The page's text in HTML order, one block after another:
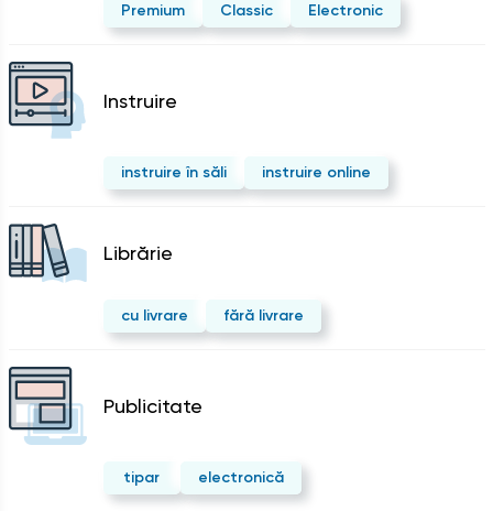
Premium Classic Electronic
Instruire
instruire în săli instruire online
Librărie
cu livrare fără livrare
Publicitate
tipar electronică